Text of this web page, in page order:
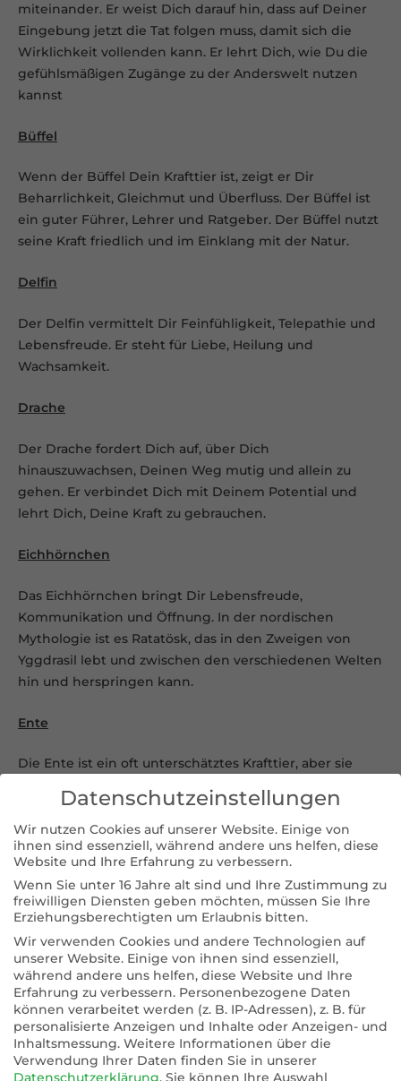
miteinander. Er weist Dich darauf hin, dass auf Deiner
Eingebung jetzt die Tat folgen muss, damit sich die
Wirklichkeit vollenden kann. Er lehrt Dich, wie Du die
gefühlsmäßigen Zugänge zu der Anderswelt nutzen
kannst
Büffel
Wenn der Büffel Dein Krafttier ist, zeigt er Dir
Beharrlichkeit, Gleichmut und Überfluss. Der Büffel ist
ein guter Führer, Lehrer und Ratgeber. Der Büffel nutzt
seine Kraft friedlich und im Einklang mit der Natur.
Delfin
Der Delfin vermittelt Dir Feinfühligkeit, Telepathie und
Lebensfreude. Er steht für Liebe, Heilung und
Wachsamkeit.
Drache
Der Drache fordert Dich auf, über Dich
hinauszuwachsen, Deinen Weg mutig und allein zu
gehen. Er verbindet Dich mit Deinem Potential und
lehrt Dich, Deine Kraft zu gebrauchen.
Eichhörnchen
Das Eichhörnchen bringt Dir Lebensfreude,
Kommunikation und Öffnung. In der nordischen
Mythologie ist es Ratatösk, das in den Zweigen von
Yggdrasil lebt und zwischen den verschiedenen Welten
hin und herspringen kann.
Ente
Die Ente ist ein oft unterschätztes Krafttier, aber sie
verbindet die Elemente Wasser, Erde und Luft
miteinander. Somit lehrt sie den Zusammenhang von
Körper, Geist und Seele. Sie schafft Vertrauen,
Gleichgewicht und Wärme.
Esel
Er steht für Eigenwilligkeit, Feinfühligkeit und Gnade.
Er fordert Dich auf, Dich selbst zu erkennen und neue
Wege zu gehen. Er lehrt Dich, dass manche Wege
anders verlaufen, als wir sie geplant haben.
Falke
Datenschutzeinstellungen
Wir nutzen Cookies auf unserer Website. Einige von
ihnen sind essenziell, während andere uns helfen, diese
Website und Ihre Erfahrung zu verbessern.
Wenn Sie unter 16 Jahre alt sind und Ihre Zustimmung zu
freiwilligen Diensten geben möchten, müssen Sie Ihre
Erziehungsberechtigten um Erlaubnis bitten.
Wir verwenden Cookies und andere Technologien auf
unserer Website. Einige von ihnen sind essenziell,
während andere uns helfen, diese Website und Ihre
Erfahrung zu verbessern. Personenbezogene Daten
können verarbeitet werden (z. B. IP-Adressen), z. B. für
personalisierte Anzeigen und Inhalte oder Anzeigen- und
Inhaltsmessung. Weitere Informationen über die
Verwendung Ihrer Daten finden Sie in unserer
Datenschutzerklärung. Sie können Ihre Auswahl